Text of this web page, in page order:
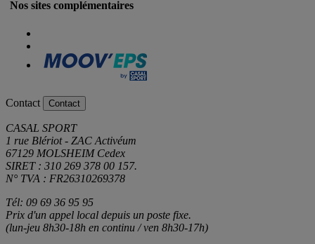
Nos sites complémentaires
Contact Contact
CASAL SPORT
1 rue Blériot - ZAC Activéum
67129 MOLSHEIM Cedex
SIRET : 310 269 378 00 157.
N° TVA : FR26310269378
Tél: 09 69 36 95 95
Prix d'un appel local depuis un poste fixe.
(lun-jeu 8h30-18h en continu / ven 8h30-17h)